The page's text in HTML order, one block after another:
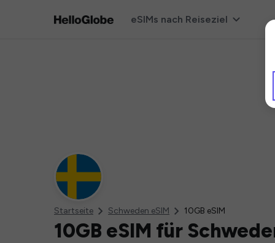
eSIMs nach Reiseziel
Startseite Schweden eSIM 10GB eSIM
10GB eSIM für